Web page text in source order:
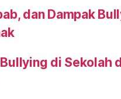
dan Dampak
di Sekolah